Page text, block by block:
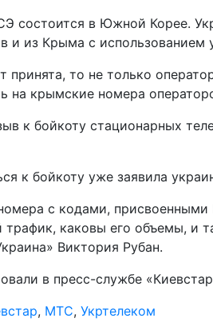
состоится в Южной Корее.
и из Крыма с использованием
принята, то не только
на крымские номера
к бойкоту стационарных
к бойкоту уже заявила
с кодами,
трафик, каковы его объемы, и
Виктория Рубан.
в пресс-службе
, МТС, Укртелеком